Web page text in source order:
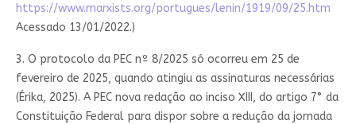
https://www.marxists.org/portugues/lenin/1919/09/25.htm
Acessado 13/01/2022.)
3. O protocolo da PEC nº 8/2025 só ocorreu em 25 de
fevereiro de 2025, quando atingiu as assinaturas necessárias
(Érika, 2025). A PEC nova redação ao inciso XIII, do artigo 7° da
Constituição Federal para dispor sobre a redução da jornada